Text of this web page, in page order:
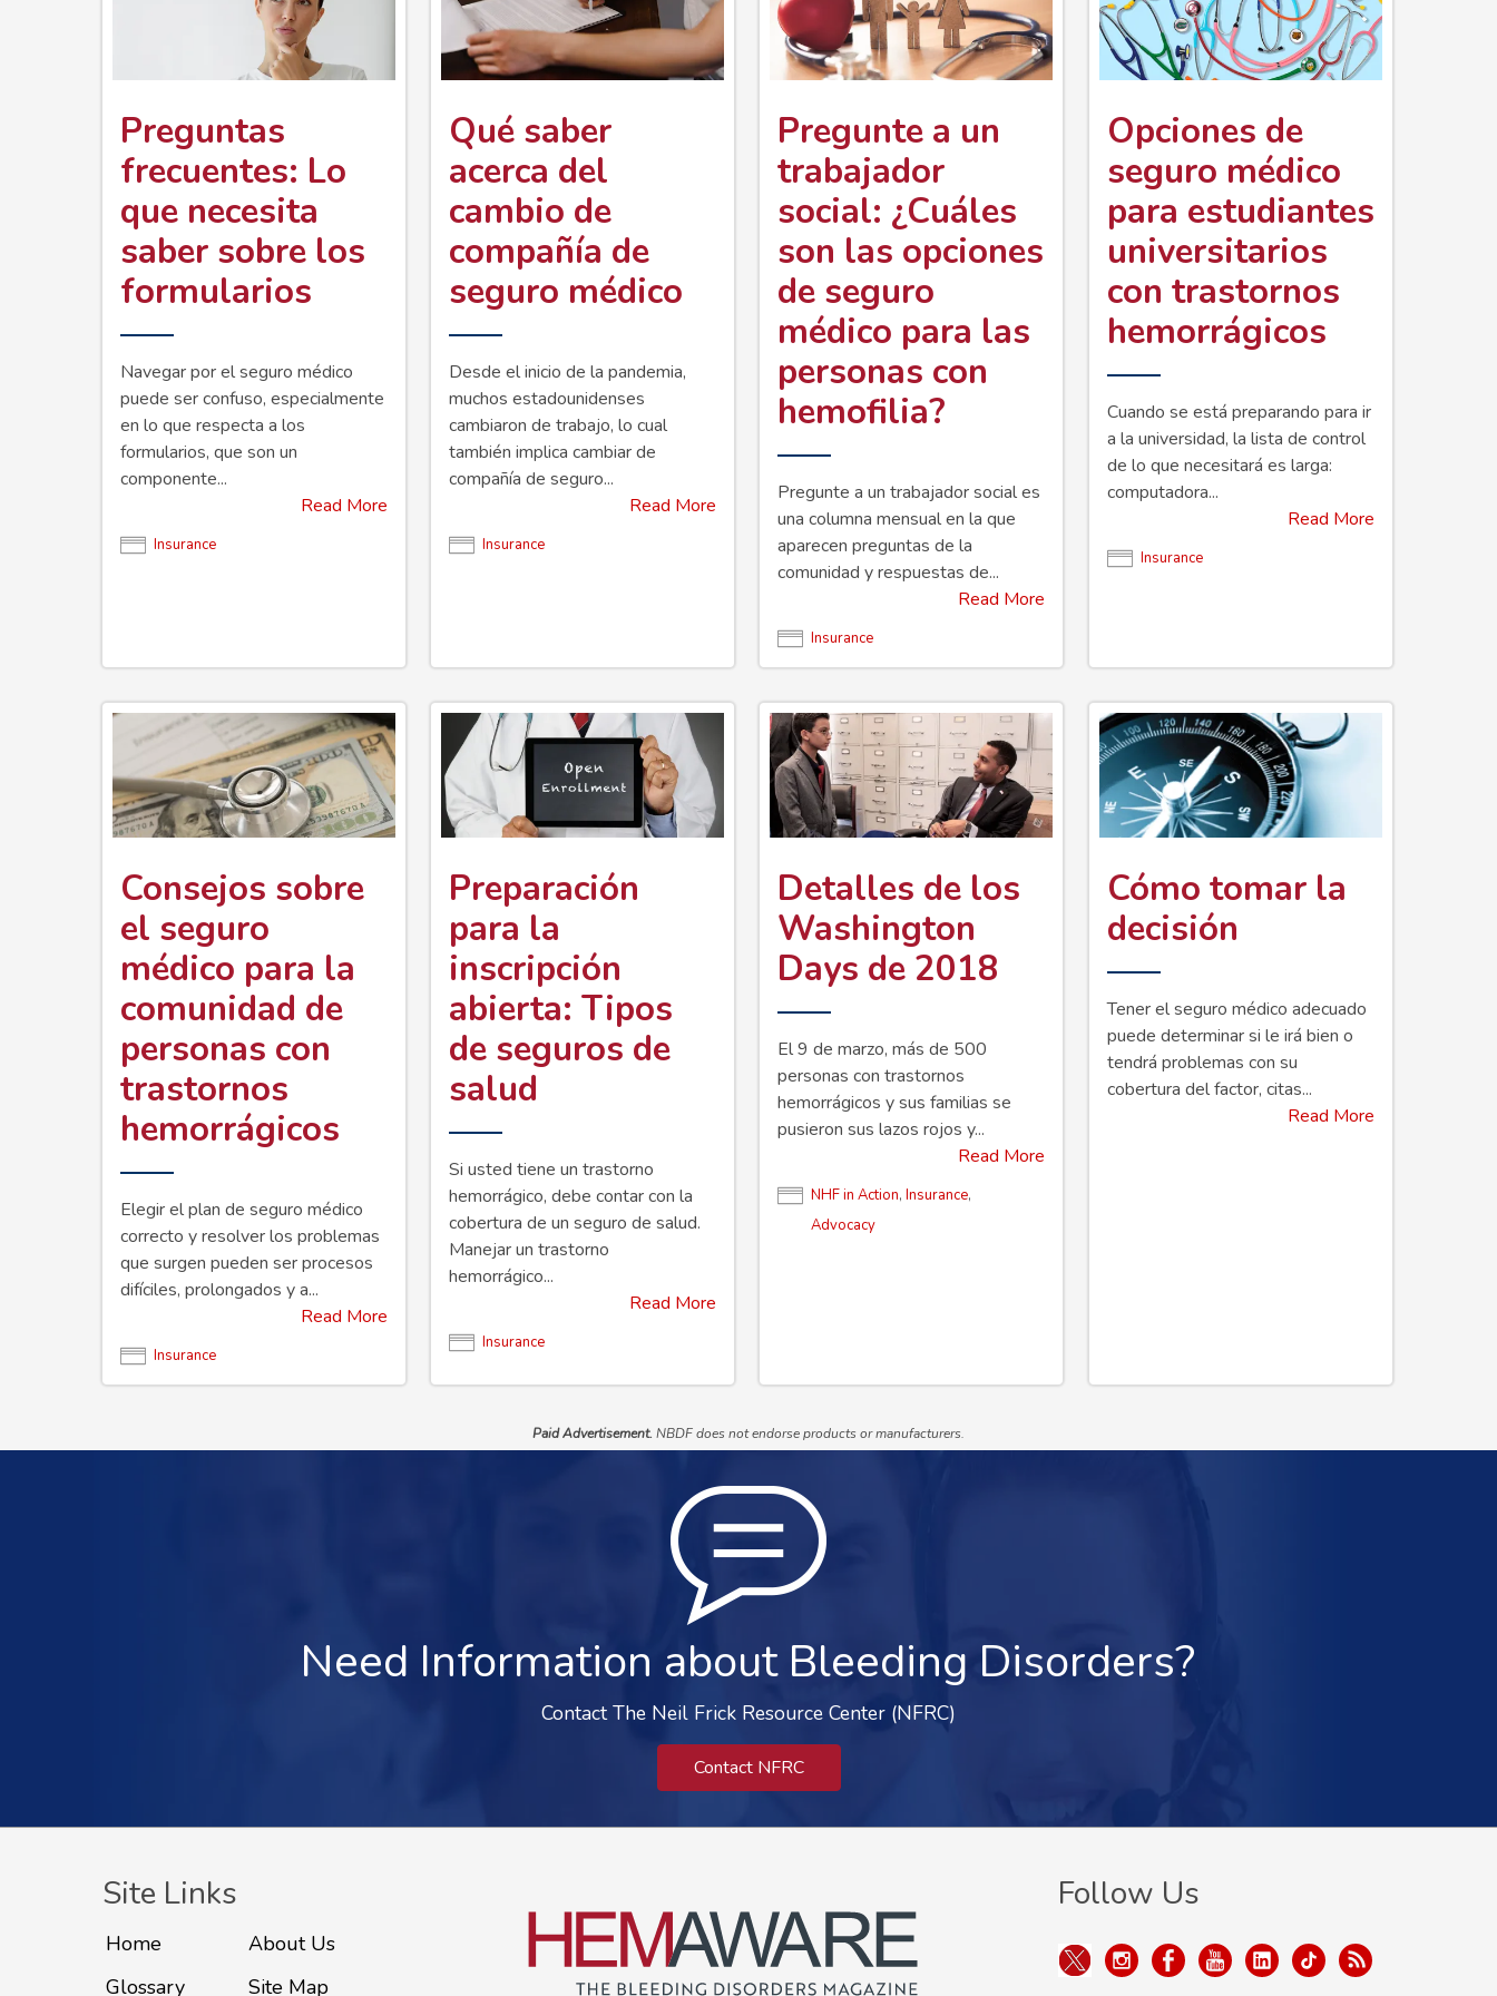
a
la
navegación
Preguntas
frecuentes: Lo
que necesita
saber sobre los
formularios
Navegar por el seguro médico
puede ser confuso, especialmente
en lo que respecta a los
formularios, que son un
componente...
Read More
Insurance
Qué saber
acerca del
cambio de
compañía de
seguro médico
Desde el inicio de la pandemia,
muchos estadounidenses
cambiaron de trabajo, lo cual
también implica cambiar de
compañía de seguro...
Read More
Insurance
Pregunte a un
trabajador
social: ¿Cuáles
son las opciones
de seguro
médico para las
personas con
hemofilia?
Pregunte a un trabajador social es
una columna mensual en la que
aparecen preguntas de la
comunidad y respuestas de...
Read More
Insurance
Opciones de
seguro médico
para estudiantes
universitarios
con trastornos
hemorrágicos
Cuando se está preparando para ir
a la universidad, la lista de control
de lo que necesitará es larga:
computadora...
Read More
Insurance
Consejos sobre
el seguro
médico para la
comunidad de
personas con
trastornos
hemorrágicos
Elegir el plan de seguro médico
correcto y resolver los problemas
que surgen pueden ser procesos
difíciles, prolongados y a...
Read More
Insurance
Preparación
para la
inscripción
abierta: Tipos
de seguros de
salud
Si usted tiene un trastorno
hemorrágico, debe contar con la
cobertura de un seguro de salud.
Manejar un trastorno
hemorrágico...
Read More
Insurance
Detalles de los
Washington
Days de 2018
El 9 de marzo, más de 500
personas con trastornos
hemorrágicos y sus familias se
pusieron sus lazos rojos y...
Read More
NHF in Action,Insurance,
Advocacy
Cómo tomar la
decisión
Tener el seguro médico adecuado
puede determinar si le irá bien o
tendrá problemas con su
cobertura del factor, citas...
Read More
Paid Advertisement. NBDF does not endorse products or manufacturers.
Need Information about Bleeding Disorders?
Contact The Neil Frick Resource Center (NFRC)
Contact NFRC
Site Links
Home
About Us
Glossary
Site Map
Follow Us